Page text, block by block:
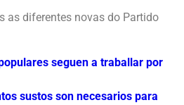
as diferentes novas do Partido
seguen a traballar por
sustos son necesarios para